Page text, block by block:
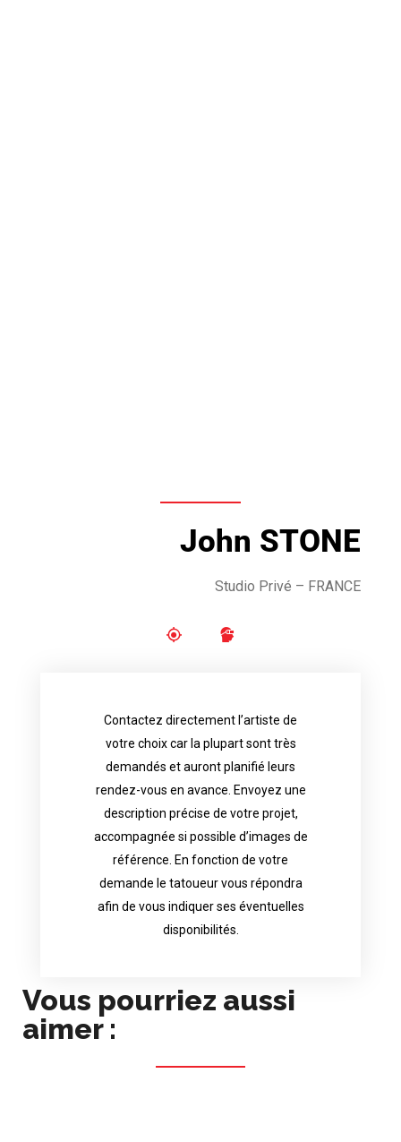
John STONE
Studio Privé – FRANCE
Contactez directement l’artiste de
votre choix car la plupart sont très
demandés et auront planifié leurs
rendez-vous en avance. Envoyez une
description précise de votre projet,
accompagnée si possible d’images de
référence. En fonction de votre
demande le tatoueur vous répondra
afin de vous indiquer ses éventuelles
disponibilités.
Contact directly the artist of your
choice because most are in great
appointments in advance. Send an
accurate description of your project, if
possible attached with reference
images. Depending your request, the
tattoo artist will answer to tell you his
Vous pourriez aussi
aimer :